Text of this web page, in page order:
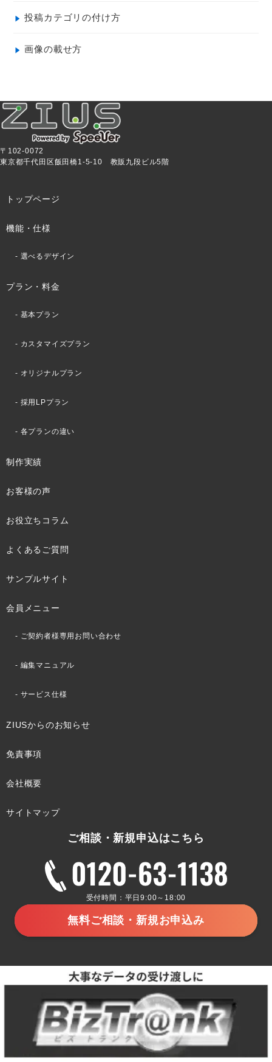
投稿カテゴリの付け方
画像の載せ方
〒102-0072
東京都千代田区飯田橋1-5-10 教販九段ビル5階
トップページ
機能・仕様
選べるデザイン
プラン・料金
基本プラン
カスタマイズプラン
オリジナルプラン
採用LPプラン
各プランの違い
制作実績
お客様の声
お役立ちコラム
よくあるご質問
サンプルサイト
会員メニュー
ご契約者様専用お問い合わせ
編集マニュアル
サービス仕様
ZIUSからのお知らせ
免責事項
会社概要
サイトマップ
ご相談・新規申込はこちら
受付時間：平日9:00～18:00
無料ご相談・新規お申込み